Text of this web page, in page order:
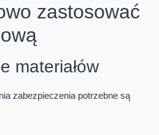
zastosować
materiałów
zabezpieczenia potrzebne są